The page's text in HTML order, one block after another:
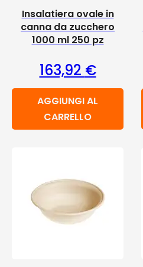
Insalatiera ovale in
canna da zucchero
1000 ml 250 pz
163,92 €
AGGIUNGI AL
CARRELLO